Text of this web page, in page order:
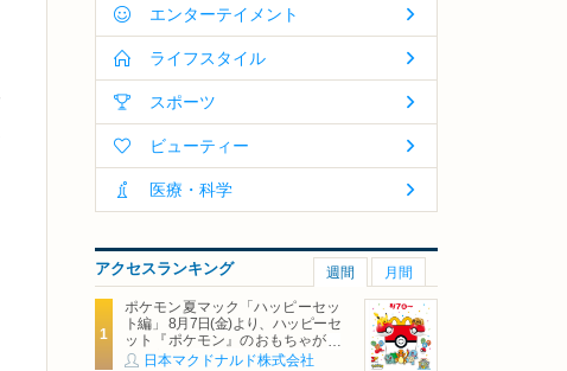
エンターテイメント
ライフスタイル
スポーツ
ビューティー
医療・科学
アクセスランキング 週間 月間
ポケモン夏マック「ハッピーセッ
ト編」 8月7日(金)より、ハッピーセ
ット『ポケモン』のおもちゃが期
間限定登場
日本マクドナルド株式会社